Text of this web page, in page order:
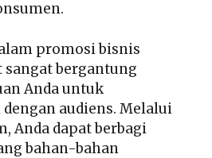
promosi bisnis
sangat bergantung
Anda untuk
audiens. Melalui
Anda dapat berbagi
bahan-bahan